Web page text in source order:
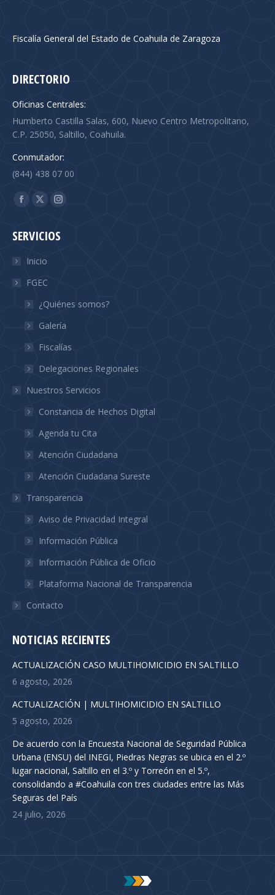
Fiscalía General del Estado de Coahuila de Zaragoza
DIRECTORIO
Oficinas Centrales:
Humberto Castilla Salas, 600, Nuevo Centro Metropolitano,
C.P. 25050, Saltillo, Coahuila.
Conmutador:
(844) 438 07 00
Find us on:
Facebook
opens
window
X
opens
window
Instagram
opens
SERVICIOS
Inicio
FGEC
¿Quiénes somos?
Galería
Fiscalías
Delegaciones Regionales
Nuestros Servicios
Constancia de Hechos Digital
Agenda tu Cita
Atención Ciudadana
Atención Ciudadana Sureste
Transparencia
Aviso de Privacidad Integral
Información Pública
Información Pública de Oficio
Plataforma Nacional de Transparencia
Contacto
NOTICIAS RECIENTES
ACTUALIZACIÓN CASO MULTIHOMICIDIO EN SALTILLO
6 agosto, 2026
ACTUALIZACIÓN | MULTIHOMICIDIO EN SALTILLO
5 agosto, 2026
De acuerdo con la Encuesta Nacional de Seguridad Pública
Urbana (ENSU) del INEGI, Piedras Negras se ubica en el 2.º
lugar nacional, Saltillo en el 3.º y Torreón en el 5.º,
consolidando a #Coahuila con tres ciudades entre las Más
Seguras del País
24 julio, 2026